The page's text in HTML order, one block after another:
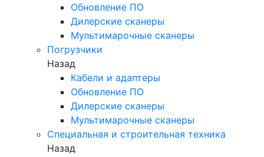
Обновление ПО
Дилерские сканеры
Мультимарочные сканеры
Погрузчики
Назад
Кабели и адаптеры
Обновление ПО
Дилерские сканеры
Мультимарочные сканеры
Специальная и строительная техника
Назад